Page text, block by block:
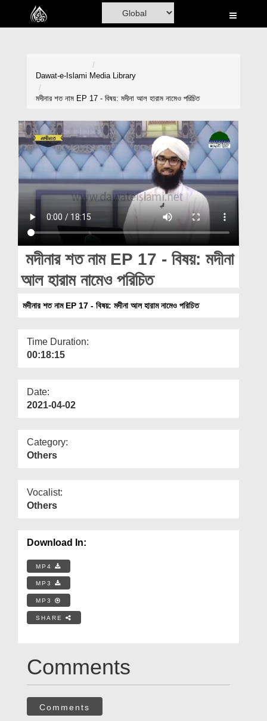
Home
Volunteer Portal
Rohani Ilaj
Donation
Magazine
Dawat-e-Islami Media Library
মদীনার শত নাম EP 17 - বিষয়: মদীনা আল হারাম নামেও পরিচিত
মদীনার শত নাম EP 17 - বিষয়: মদীনা
আল হারাম নামেও পরিচিত
মদীনার শত নাম EP 17 - বিষয়: মদীনা আল হারাম নামেও পরিচিত
Time Duration:
00:18:15
Date:
2021-04-02
Category:
Others
Vocalist:
Others
Download In:
MP4
MP3
MP3
SHARE
Comments
Comments